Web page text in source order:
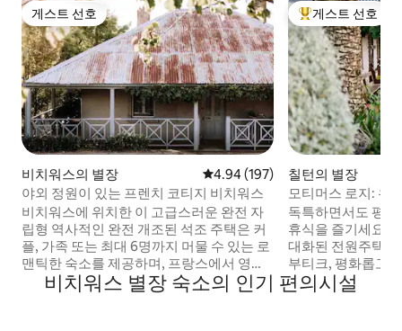
게스트 선호
게스트 선호
비치워스의 별장 평점 4.94점(5점 만점), 후기 197
4.94 (197)
야외 정원이 있는 프렌치 코티지 비치워스
비치워스에 위치한 이 고급스러운 완전 자
립형 역사적인 완전 개조된 석조 주택은 커
플, 가족 또는 최대 6명까지 머물 수 있는 로
맨틱한 숙소를 제공하며, 프랑스에서 영감
을 받은 멋진 야외 정원을 갖추고 있어 오락
거리를 즐기거나 비치워스의 상점, 와인 바,
상위 게스트 선호
게스트 선호
칠턴의 별장
모티머스 로지: 유
인 감각.
독특하면서도 평
휴식을 즐기세요.
대화된 전원주택
부티크, 평화롭고
다. 칠턴 빌리지와
로 가까운 거리에
비치워스 별장 숙소의 인기 편의시설